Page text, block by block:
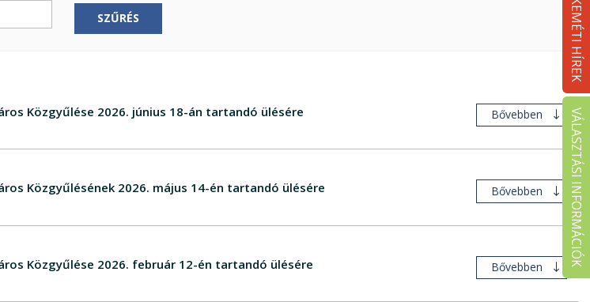
KECSKEMÉTI HÍREK
VÁLASZTÁSI INFORMÁCIÓK
SZŰRÉS
Közgyűlése 2026. június 18-án tartandó ülésére Bővebben
Közgyűlésének 2026. május 14-én tartandó ülésére Bővebben
Közgyűlése 2026. február 12-én tartandó ülésére Bővebben